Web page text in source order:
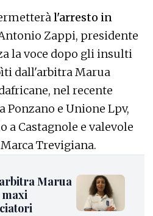
l'arresto in
Zappi, presidente
la voce dopo gli insulti
dall'arbitra Marua
nel recente
Ponzano e Unione Lpv,
a Castagnole e valevole
Trevigiana.
Marua
maxi